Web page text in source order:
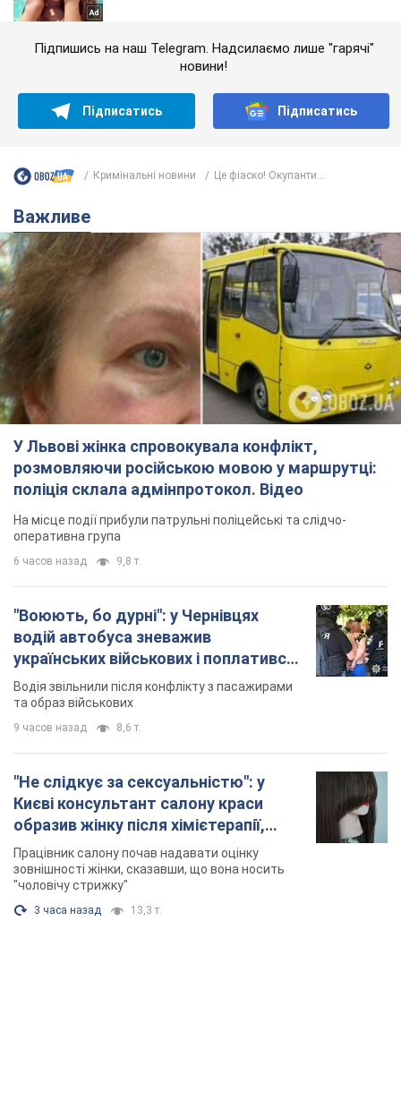
Підпишись на наш Telegram. Надсилаємо лише "гарячі"
новини!
Підписатись Підписатись
Кримінальні новини Це фіаско! Окупанти...
Важливе
У Львові жінка спровокувала конфлікт,
розмовляючи російською мовою у маршрутці:
поліція склала адмінпротокол. Відео
На місце події прибули патрульні поліцейські та слідчо-
оперативна група
6 часов назад 9,8 т.
"Воюють, бо дурні": у Чернівцях
водій автобуса зневажив
українських військових і поплатився.
Відео
Водія звільнили після конфлікту з пасажирами
та образ військових
9 часов назад 8,6 т.
"Не слідкує за сексуальністю": у
Києві консультант салону краси
образив жінку після хімієтерапії,
розгорівся скандал. Фото
Працівник салону почав надавати оцінку
зовнішності жінки, сказавши, що вона носить
"чоловічу стрижку"
3 часа назад 13,3 т.